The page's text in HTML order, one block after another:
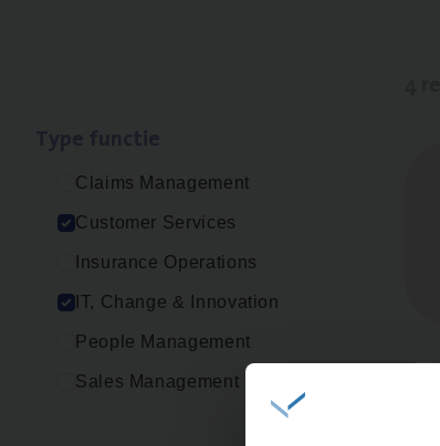
Claims Management
Customer Services
Insurance Operations
IT, Change & Innovation
People Management
Sales Management